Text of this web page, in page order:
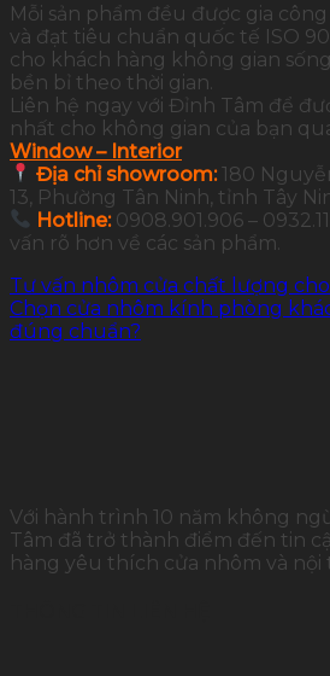
Mỗi sản phẩm đều được gia
và đạt tiêu chuẩn quốc tế ISO
cho khách hàng không gian
bền bỉ theo thời gian.
Liên hệ ngay với Đỉnh Tâm để
nhất cho không gian của bạn
Window – Interior
Địa chỉ showroom:180
13, Phường Tân Ninh, tỉnh Tây
Hotline: 0908.901.906 –
vấn rõ hơn về các sản phẩm.
Tư vấn nhôm cửa chất lượng
Chọn cửa nhôm kính phòng
đúng chuẩn?
Với hành trình 10 năm không
Tâm đã trở thành điểm đến tin
hàng yêu thích cửa nhôm và nội